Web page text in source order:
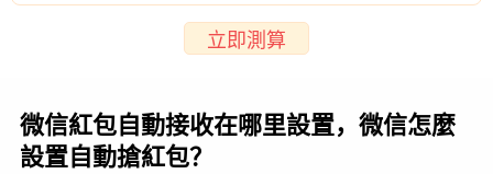
立即測算
微信紅包自動接收在哪里設置，微信怎麼
設置自動搶紅包？